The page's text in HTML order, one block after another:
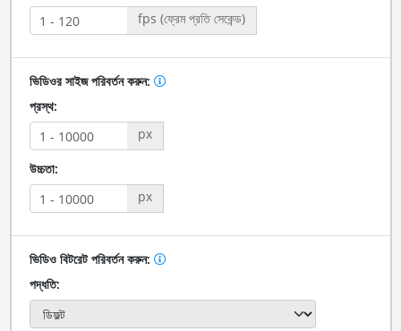
fps (ফ্রেম প্রতি সেকেন্ড)
ভিডিওর সাইজ পরিবর্তন করুন:
প্রস্থ:
px
উচ্চতা:
px
ভিডিও বিটরেট পরিবর্তন করুন:
পদ্ধতি: